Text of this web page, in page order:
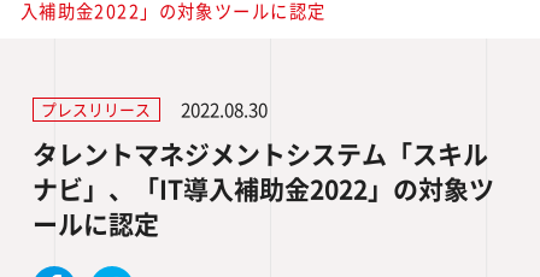
入補助金2022」の対象ツールに認定
プレスリリース 2022.08.30
タレントマネジメントシステム「スキル
ナビ」、「IT導入補助金2022」の対象ツ
ールに認定